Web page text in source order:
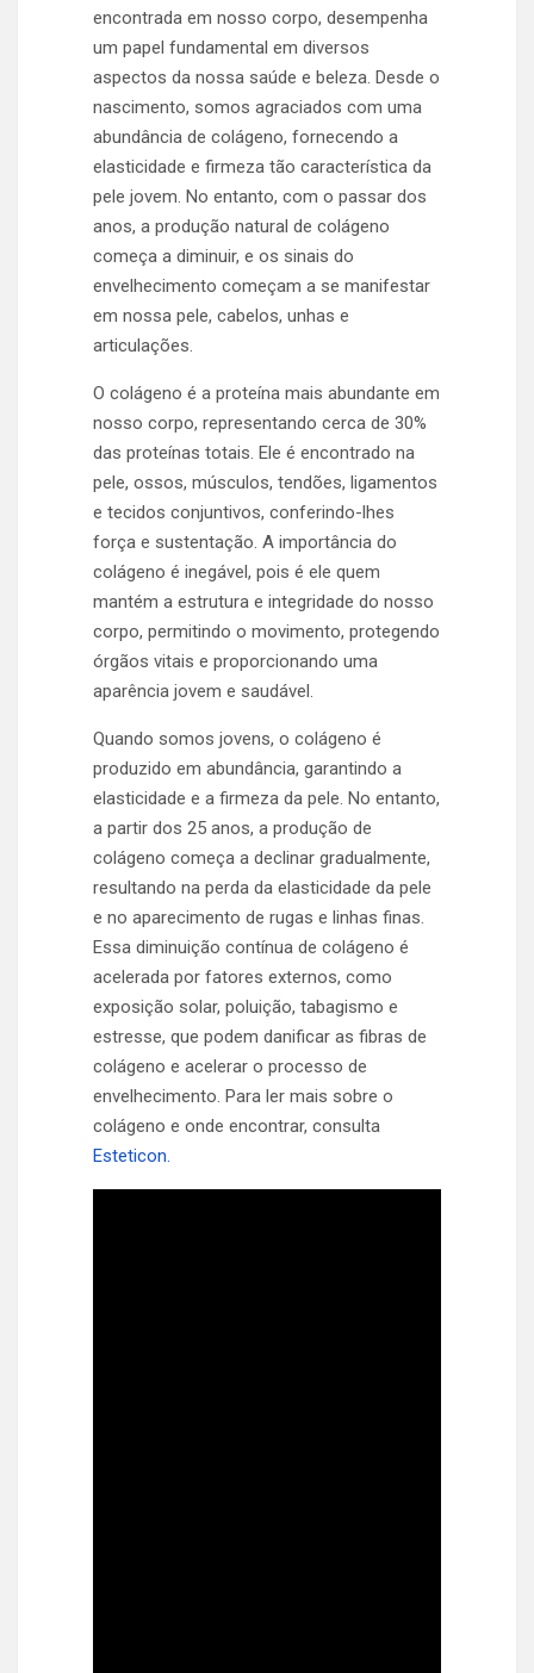
encontrada em nosso corpo, desempenha
um papel fundamental em diversos
aspectos da nossa saúde e beleza. Desde o
nascimento, somos agraciados com uma
abundância de colágeno, fornecendo a
elasticidade e firmeza tão característica da
pele jovem. No entanto, com o passar dos
anos, a produção natural de colágeno
começa a diminuir, e os sinais do
envelhecimento começam a se manifestar
em nossa pele, cabelos, unhas e
articulações.
O colágeno é a proteína mais abundante em
nosso corpo, representando cerca de 30%
das proteínas totais. Ele é encontrado na
pele, ossos, músculos, tendões, ligamentos
e tecidos conjuntivos, conferindo-lhes
força e sustentação. A importância do
colágeno é inegável, pois é ele quem
mantém a estrutura e integridade do nosso
corpo, permitindo o movimento, protegendo
órgãos vitais e proporcionando uma
aparência jovem e saudável.
Quando somos jovens, o colágeno é
produzido em abundância, garantindo a
elasticidade e a firmeza da pele. No entanto,
a partir dos 25 anos, a produção de
colágeno começa a declinar gradualmente,
resultando na perda da elasticidade da pele
e no aparecimento de rugas e linhas finas.
Essa diminuição contínua de colágeno é
acelerada por fatores externos, como
exposição solar, poluição, tabagismo e
estresse, que podem danificar as fibras de
colágeno e acelerar o processo de
envelhecimento. Para ler mais sobre o
colágeno e onde encontrar, consulta
Esteticon.